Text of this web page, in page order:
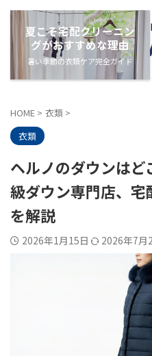
夏こそ宅配クリーニン
グがおすすめな理由
暑い季節の衣類ケア完全ガイド
HOME > 衣類 >
衣類
ヘルノのダウンは
級ダウン専門店、
を解説
2026年1月15日 2026年7月